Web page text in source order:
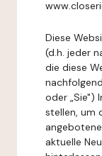
Diese
(d.h. jeder
die diese
oder „Sie")
stellen, um
aktuelle